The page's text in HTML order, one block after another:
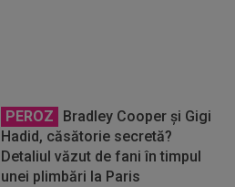
PEROZ
Bradley Cooper și Gigi
Hadid, căsătorie secretă?
Detaliul văzut de fani în timpul
unei plimbări la Paris